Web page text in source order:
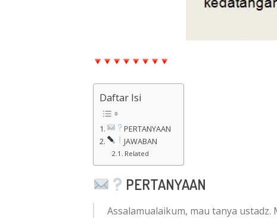
Daftar Isi
PERTANYAAN
JAWABAN
Related
PERTANYAAN
Assalamualaikum, mau tanya